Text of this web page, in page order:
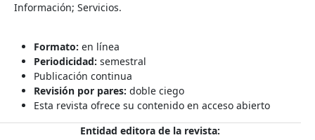
Información; Servicios.
Formato: en línea
Periodicidad: semestral
Publicación continua
Revisión por pares: doble ciego
Esta revista ofrece su contenido en acceso abierto
Entidad editora de la revista: